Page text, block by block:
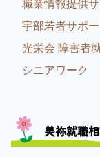
職業情報提供
宇部若者サポ
光栄会 障害者
シニアワーク
美祢就職